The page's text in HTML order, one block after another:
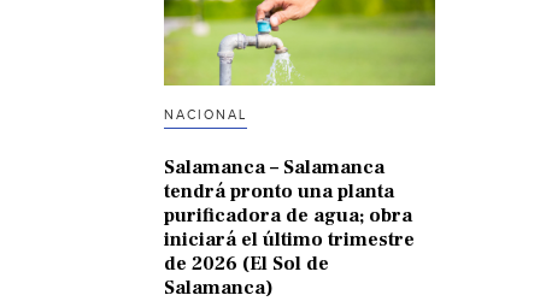
NACIONAL
Salamanca – Salamanca
tendrá pronto una planta
purificadora de agua; obra
iniciará el último trimestre
de 2026 (El Sol de
Salamanca)